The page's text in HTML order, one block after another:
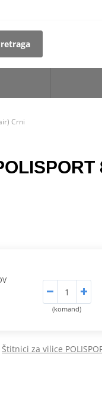
Crni
(komand)
Štitnici za vilice